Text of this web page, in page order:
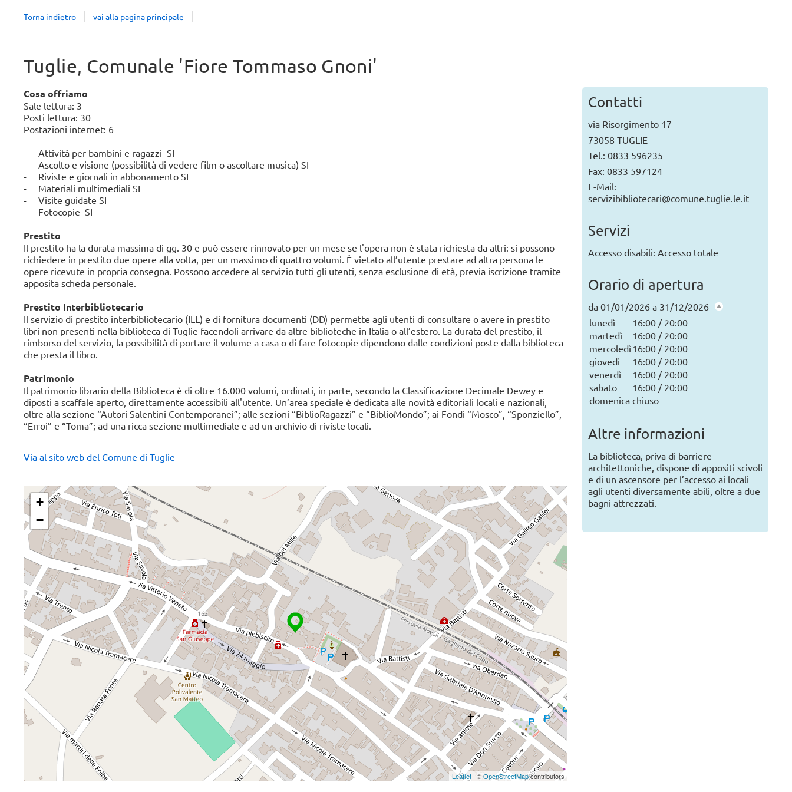
Iscriviti alla newsletter Tutte le news
Torna indietro vai alla pagina principale
Tuglie, Comunale 'Fiore Tommaso Gnoni'
Cosa offriamo
Sale lettura: 3
Posti lettura: 30
Postazioni internet: 6
- Attività per bambini e ragazzi SI
- Ascolto e visione (possibilità di vedere film o ascoltare musica) SI
- Riviste e giornali in abbonamento SI
- Materiali multimediali SI
- Visite guidate SI
- Fotocopie SI
Prestito
Il prestito ha la durata massima di gg. 30 e può essere rinnovato per un mese se l'opera non è stata richiesta da altri: si possono
richiedere in prestito due opere alla volta, per un massimo di quattro volumi. È vietato all’utente prestare ad altra persona le
opere ricevute in propria consegna. Possono accedere al servizio tutti gli utenti, senza esclusione di età, previa iscrizione tramite
apposita scheda personale.
Prestito Interbibliotecario
Il servizio di prestito interbibliotecario (ILL) e di fornitura documenti (DD) permette agli utenti di consultare o avere in prestito
libri non presenti nella biblioteca di Tuglie facendoli arrivare da altre biblioteche in Italia o all’estero. La durata del prestito, il
rimborso del servizio, la possibilità di portare il volume a casa o di fare fotocopie dipendono dalle condizioni poste dalla biblioteca
che presta il libro.
Patrimonio
Il patrimonio librario della Biblioteca è di oltre 16.000 volumi, ordinati, in parte, secondo la Classificazione Decimale Dewey e
diposti a scaffale aperto, direttamente accessibili all'utente. Un’area speciale è dedicata alle novità editoriali locali e nazionali,
oltre alla sezione “Autori Salentini Contemporanei”; alle sezioni “BiblioRagazzi” e “BiblioMondo”; ai Fondi “Mosco”, “Sponziello”,
“Erroi” e “Toma”; ad una ricca sezione multimediale e ad un archivio di riviste locali.
Via al sito web del Comune di Tuglie
+
−
Leaflet| ©OpenStreetMapcontributors
Contatti
via Risorgimento 17
73058 TUGLIE
Tel.: 0833 596235
Fax: 0833 597124
E-Mail:
servizibibliotecari@comune.tuglie.le.it
Servizi
Accesso disabili: Accesso totale
Orario di apertura
da 01/01/2026 a 31/12/2026
lunedì
16:00 / 20:00
martedì
16:00 / 20:00
mercoledì 16:00 / 20:00
giovedì
16:00 / 20:00
venerdì
16:00 / 20:00
sabato
16:00 / 20:00
domenica chiuso
Altre informazioni
La biblioteca, priva di barriere
architettoniche, dispone di appositi scivoli
e di un ascensore per l’accesso ai locali
agli utenti diversamente abili, oltre a due
bagni attrezzati.